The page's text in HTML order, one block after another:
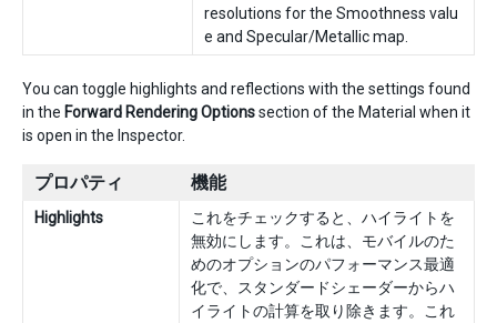
resolutions for the Smoothness valu
e and Specular/Metallic map.
You can toggle highlights and reflections with the settings found
in the Forward Rendering Optionssection of the Material when it
is open in the Inspector.
プロパティ 機能
Highlights
これをチェックすると、ハイライトを
無効にします。これは、モバイルのた
めのオプションのパフォーマンス最適
化で、スタンダードシェーダーからハ
イライトの計算を取り除きます。これ